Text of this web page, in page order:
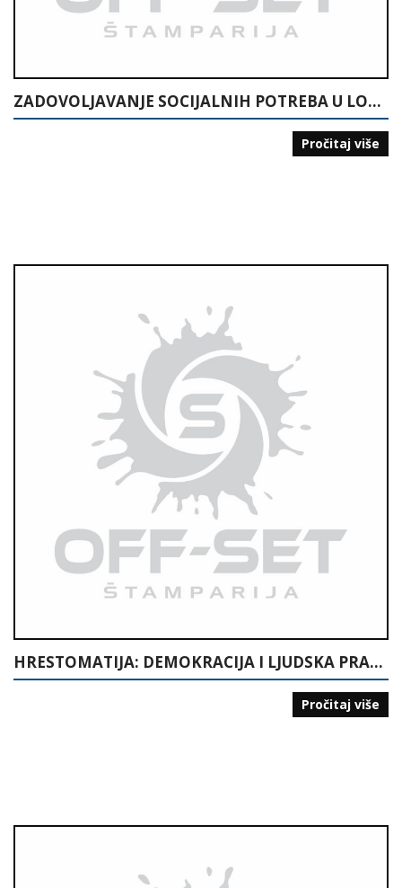
ZADOVOLJAVANJE SOCIJALNIH POTREBA U LOKALNOJ ZAJEDNICI
Pročitaj više
HRESTOMATIJA: DEMOKRACIJA I LJUDSKA PRAVA
Pročitaj više